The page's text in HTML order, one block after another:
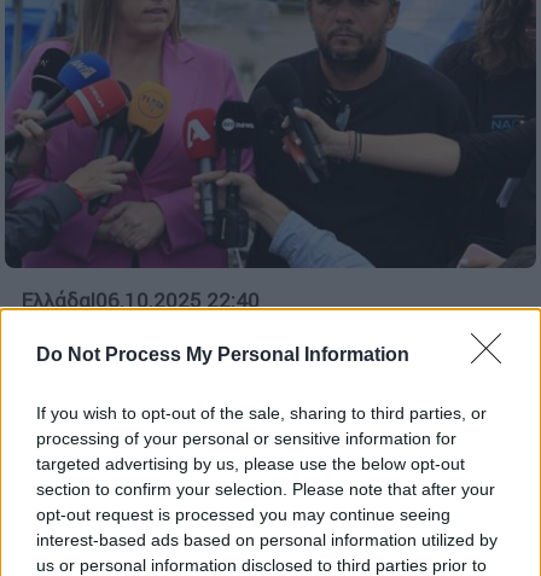
Do Not Process My Personal Information
If you wish to opt-out of the sale, sharing to third parties, or
processing of your personal or sensitive information for
targeted advertising by us, please use the below opt-out
section to confirm your selection. Please note that after your
opt-out request is processed you may continue seeing
interest-based ads based on personal information utilized by
us or personal information disclosed to third parties prior to
Ελλάδα|06.10.2025 22:40
Πάνος Ρούτσι: Θα συνεχίσει την απεργία
πείνας - «Δεν έχουμε επίσημη
Κωνσταντοπούλου
«Εκείνοι που προσπάθησαν να κλείσουν την
υπόθεση, τώρα υπαναχωρούν», ανέφερε η
συνήγορός του και πρόεδρος της Πλεύσης
Ελευθερίας